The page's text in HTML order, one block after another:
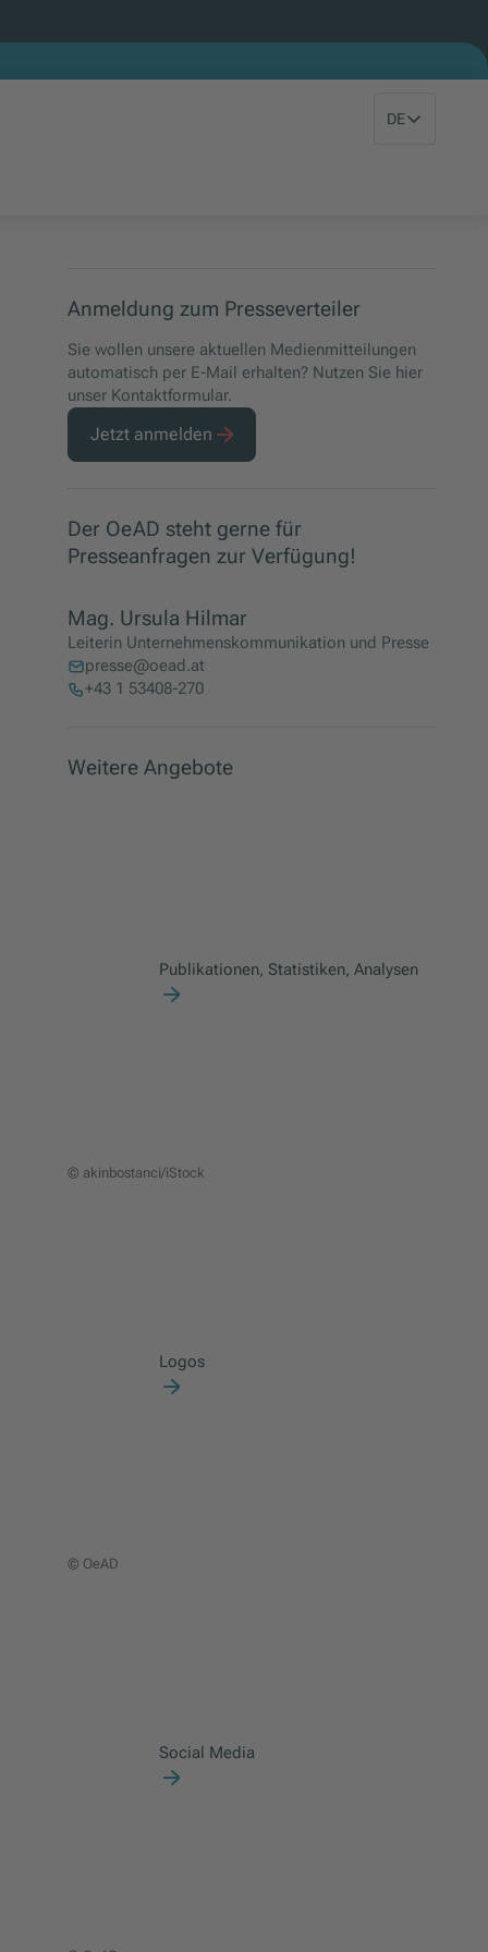
DE
Brigitte Ecker (Geschäftsführerin, WPZ Research) Silvia Baldassari
Anmeldung zum Presseverteiler
Sie wollen unsere aktuellen Medienmitteilungen
automatisch per E-Mail erhalten? Nutzen Sie hier
unser Kontaktformular.
Jetzt anmelden
Der OeAD steht gerne für
Presseanfragen zur Verfügung!
Mag. Ursula Hilmar
Leiterin Unternehmenskommunikation und Presse
presse@oead.at
+43 1 53408-270
Weitere Angebote
Publikationen, Statistiken, Analysen
© akinbostanci/iStock
Logos
© OeAD
Social Media